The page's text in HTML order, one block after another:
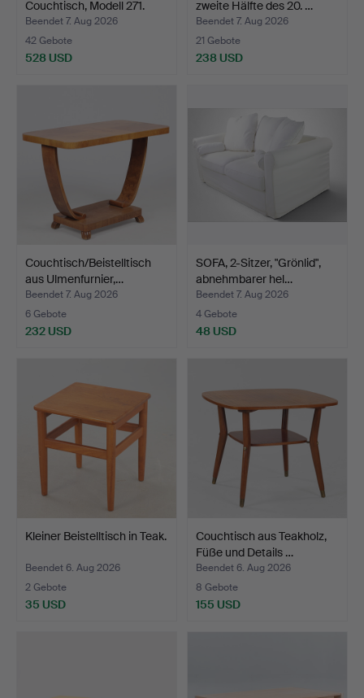
Couchtisch, Modell 271.
Beendet 7. Aug 2026
42 Gebote
528 USD
zweite Hälfte des 20. …
Beendet 7. Aug 2026
21 Gebote
238 USD
Couchtisch/Beistelltisch
aus Ulmenfurnier,…
Beendet 7. Aug 2026
6 Gebote
232 USD
SOFA, 2-Sitzer, "Grönlid",
abnehmbarer hel…
Beendet 7. Aug 2026
4 Gebote
48 USD
Kleiner Beistelltisch in Teak.
Beendet 6. Aug 2026
2 Gebote
35 USD
Couchtisch aus Teakholz,
Füße und Details …
Beendet 6. Aug 2026
8 Gebote
155 USD